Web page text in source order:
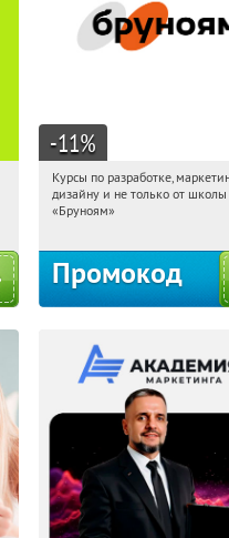
-11%
16:26:14
Получи
Россия
Курсы по разработке,
дизайну и не только от школы
«Бруноям»
Промокод